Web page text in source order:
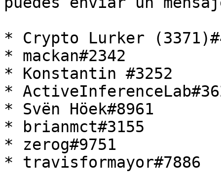
* Crypto Lurker
* mackan#2342
* Konstantin #3252
*
* Svën Höek#8961
* brianmct#3155
* zerog#9751
* travisformayor#7886